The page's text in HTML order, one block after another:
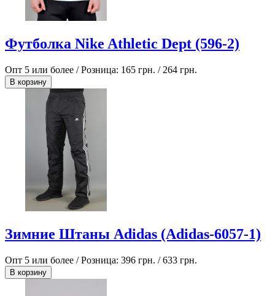
Футболка Nike Athletic Dept (596-2)
Опт 5 или более / Розница: 165 грн. / 264 грн.
В корзину
Зимние Штаны Adidas (Adidas-6057-1)
Опт 5 или более / Розница: 396 грн. /633 грн.
В корзину